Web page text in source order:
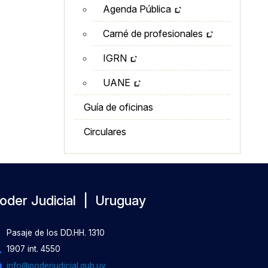
Agenda Pública
Carné de profesionales
IGRN
UANE
Guía de oficinas
Circulares
Judicial | Uruguay
Pasaje de los DD.HH. 1310
1907 int. 4550
info@poderjudicial.gub.uy